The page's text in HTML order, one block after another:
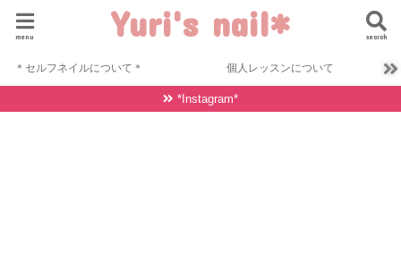
Yuri's nail* search
menu
＊セルフネイルについて＊ 個人レッスンについて
*Instagram*